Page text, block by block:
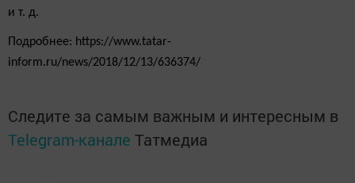
и т. д.
Подробнее: https://www.tatar-
inform.ru/news/2018/12/13/636374/
Следите за самым важным и интересным в
Telegram-канале Татмедиа